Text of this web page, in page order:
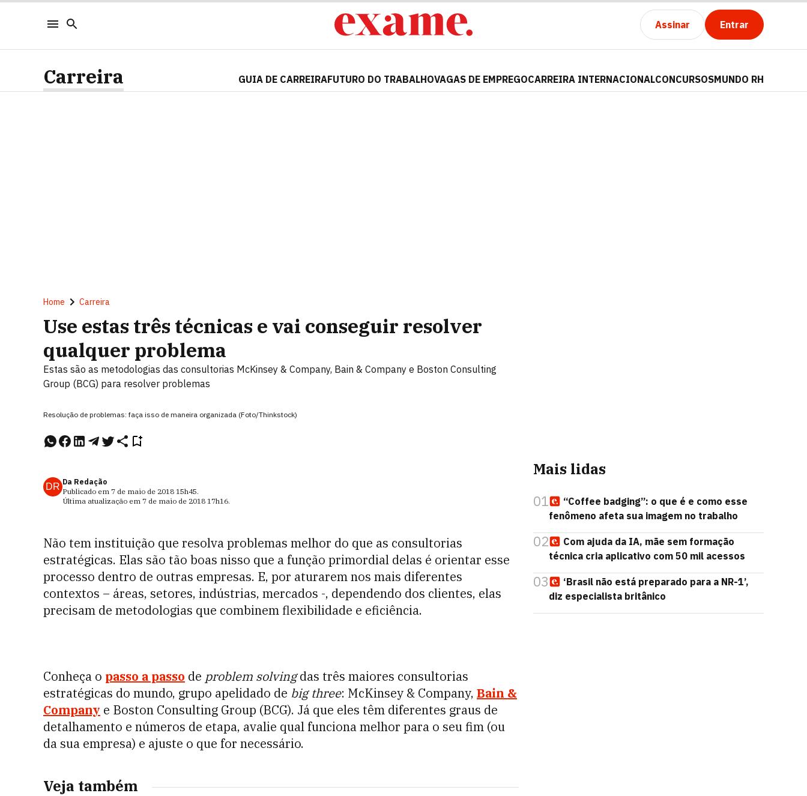
Assinar Entrar
Carreira GUIA DE CARREIRAFUTURO DO TRABALHOVAGAS DE EMPREGOCARREIRA INTERNACIONALCONCURSOSMUNDO RH
Home Carreira
Use estas três técnicas e vai conseguir resolver
qualquer problema
Estas são as metodologias das consultorias McKinsey & Company, Bain & Company e Boston Consulting
Group (BCG) para resolver problemas
Resolução de problemas: faça isso de maneira organizada (Foto/Thinkstock)
DR Da Redação
Publicado em 7 de maio de 2018 15h45.
Última atualização em 7 de maio de 2018 17h16.
Não tem instituição que resolva problemas melhor do que as consultorias
estratégicas. Elas são tão boas nisso que a função primordial delas é orientar esse
processo dentro de outras empresas. E, por aturarem nos mais diferentes
contextos – áreas, setores, indústrias, mercados -, dependendo dos clientes, elas
precisam de metodologias que combinem flexibilidade e eficiência.
Conheça o passo a passo de problem solving das três maiores consultorias
estratégicas do mundo, grupo apelidado de big three: McKinsey & Company, Bain &
Company e Boston Consulting Group (BCG). Já que eles têm diferentes graus de
detalhamento e números de etapa, avalie qual funciona melhor para o seu fim (ou
da sua empresa) e ajuste o que for necessário.
Veja também
Mais lidas
01
“Coffee badging”: o que é e como esse
fenômeno afeta sua imagem no trabalho
02
Com ajuda da IA, mãe sem formação
técnica cria aplicativo com 50 mil acessos
03
‘Brasil não está preparado para a NR-1’,
diz especialista britânico